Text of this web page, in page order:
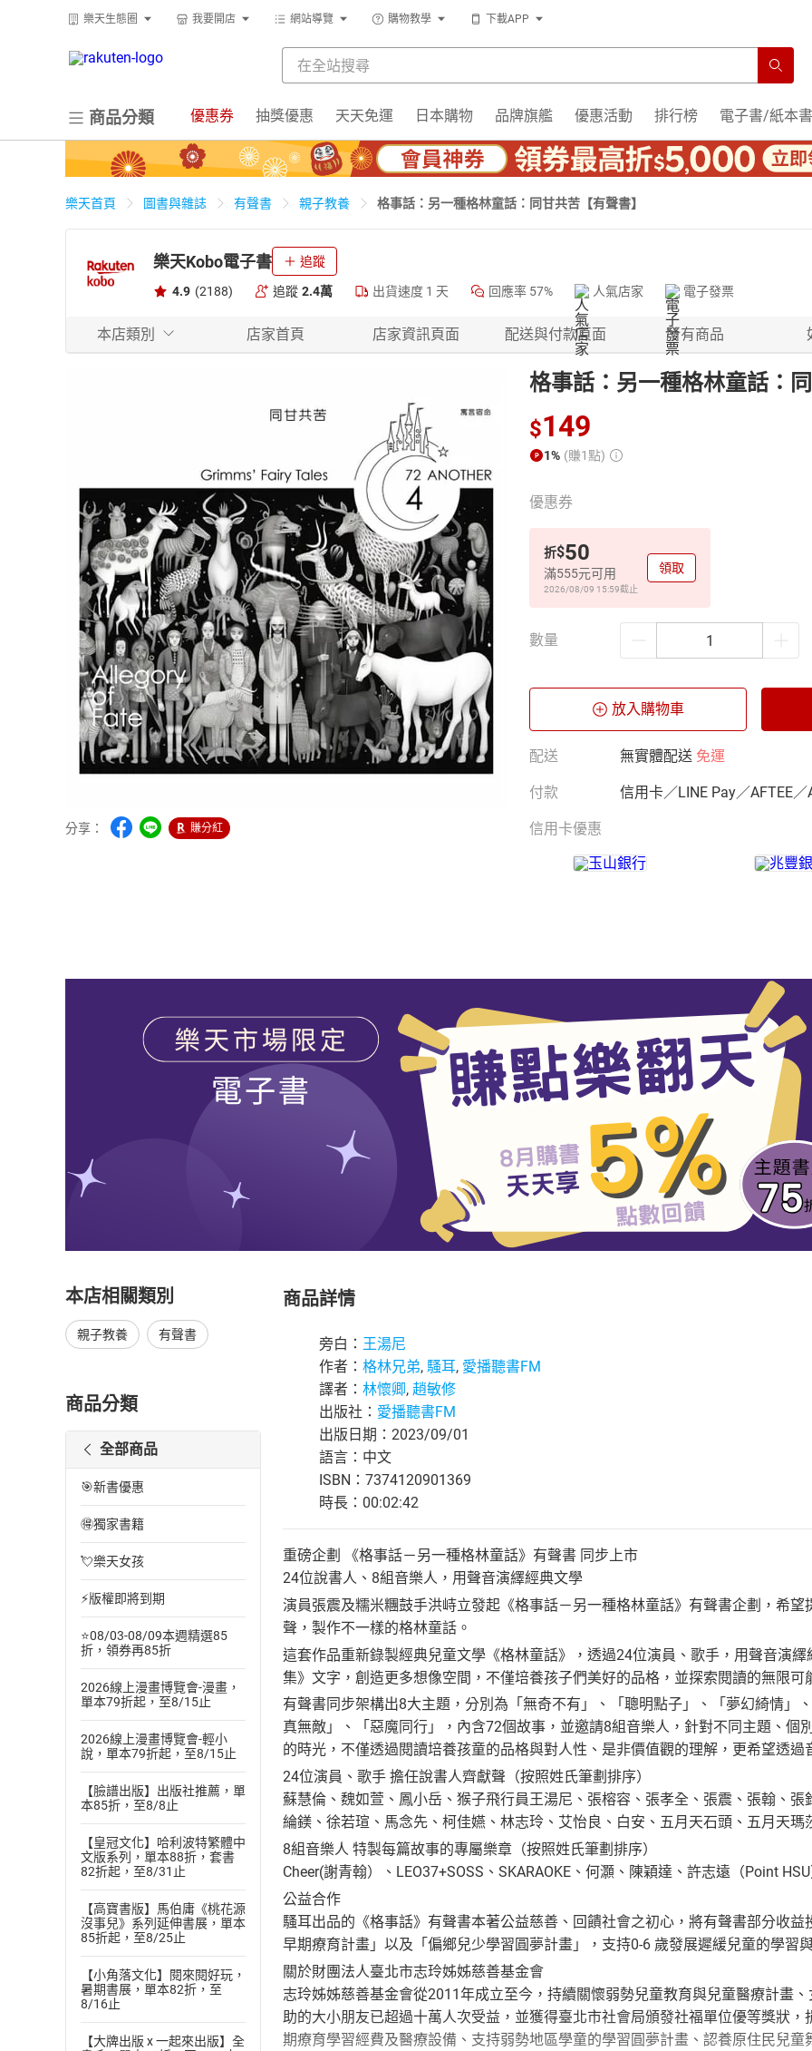
樂天生態圈 我要開店 網站導覽 購物教學 下載APP
商品分類 優惠券 抽獎優惠 天天免運 日本購物 品牌旗艦 優惠活動 排行榜 電子書/紙本書
樂天首頁 圖書與雜誌 有聲書 親子教養 格事話：另一種格林童話：同甘共苦【有聲書】
樂天Kobo電子書 追蹤
4.9 (2188) 追蹤 2.4萬 出貨速度 1 天 回應率 57% 人氣店家 電子發票
本店類別 店家首頁 店家資訊頁面 配送與付款頁面 所有商品
分享： 賺分紅
格事話：另一種格林童話：
$149
1% (賺1點)
優惠券
折$50
滿555元可用
2026/08/09 15:59截止
領取
數量
放入購物車
配送 無實體配送 免運
付款 信用卡／LINE Pay／AFTEE／
信用卡優惠
本店相關類別
親子教養 有聲書
商品分類
全部商品
🎯新書優惠
🉐獨家書籍
💘樂天女孩
⚡版權即將到期
⭐08/03-08/09本週精選85
折，領券再85折
2026線上漫畫博覽會-漫畫，
單本79折起，至8/15止
2026線上漫畫博覽會-輕小
說，單本79折起，至8/15止
【臉譜出版】出版社推薦，單
本85折，至8/8止
【皇冠文化】哈利波特繁體中
文版系列，單本88折，套書
82折起，至8/31止
【高寶書版】馬伯庸《桃花源
沒事兒》系列延伸書展，單本
85折起，至8/25止
【小角落文化】閱來閱好玩，
暑期書展，單本82折，至
8/16止
【大牌出版 x 一起來出版】全
商品詳情
旁白： 王湯尼
作者： 格林兄弟, 騷耳, 愛播聽書FM
譯者： 林懷卿, 趙敏修
出版社： 愛播聽書FM
出版日期：2023/09/01
語言：中文
ISBN：7374120901369
時長：00:02:42
重磅企劃 《格事話－另一種格林童話》有聲書 同步上市
24位說書人、8組音樂人，用聲音演繹經典文學
演員張震及糯米糰鼓手洪峙立發起《格事話－另一種格林童話》有聲書企劃，希
聲，製作不一樣的格林童話。
這套作品重新錄製經典兒童文學《格林童話》，透過24位演員、歌手，用聲音演
集》文字，創造更多想像空間，不僅培養孩子們美好的品格，並探索閱讀的無限可
有聲書同步架構出8大主題，分別為「無奇不有」、「聰明點子」、「夢幻綺情」
真無敵」、「惡魔同行」，內含72個故事，並邀請8組音樂人，針對不同主題、個
的時光，不僅透過閱讀培養孩童的品格與對人性、是非價值觀的理解，更希望透
24位演員、歌手 擔任說書人齊獻聲（按照姓氏筆劃排序）
蘇慧倫、魏如萱、鳳小岳、猴子飛行員王湯尼、張榕容、張孝全、張震、張翰、
綸鎂、徐若瑄、馬念先、柯佳嬿、林志玲、艾怡良、白安、五月天石頭、五月天瑪
8組音樂人 特製每篇故事的專屬樂章（按照姓氏筆劃排序）
Cheer(謝青翰）、LEO37+SOSS、SKARAOKE、何灝、陳穎達、許志遠（Point
公益合作
騷耳出品的《格事話》有聲書本著公益慈善、回饋社會之初心，將有聲書部分收
早期療育計畫」以及「偏鄉兒少學習圓夢計畫」，支持0-6 歲發展遲緩兒童的學習
關於財團法人臺北市志玲姊姊慈善基金會
志玲姊姊慈善基金會從2011年成立至今，持續關懷弱勢兒童教育與兒童醫療計畫
助的大小朋友已超過十萬人次受益，並獲得臺北市社會局頒發社福單位優等獎狀
期療育學習經費及醫療設備、支持弱勢地區學童的學習圓夢計畫、認養原住民兒